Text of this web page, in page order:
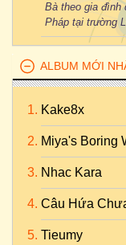
Bà theo gia đình
Pháp tại trường
ALBUM MỚI
Kake8x
Miya's Boring
Nhac Kara
Câu Hứa
Tieumy